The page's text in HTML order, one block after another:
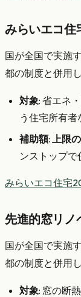
みらいエコ住
国が全国で実施
都の制度と併用
対象: 省エネ
う住宅所有者
補助額: 上限
ンストップで
みらいエコ住宅
先進的窓リノ
国が全国で実施
都の制度と併用
対象: 窓の断